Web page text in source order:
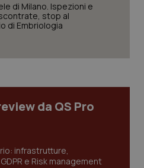
di Milano. Ispezioni e
stop al
di Embriologia
da QS Pro
infrastrutture,
e Risk management
Marketing
a rendere fruibile il
di base quali la
e l'accesso alle aree
non è in grado di
Fornitore/Dominio
YouTube
.youtube.com